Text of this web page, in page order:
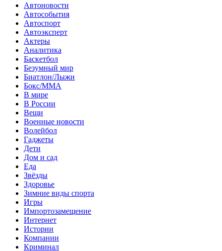
Автоновости
Автособытия
Автоспорт
Автоэксперт
Актеры
Аналитика
Баскетбол
Безумный мир
Биатлон/Лыжи
Бокс/MMA
В мире
В России
Вещи
Военные новости
Волейбол
Гаджеты
Дети
Дом и сад
Еда
Звёзды
Здоровье
Зимние виды спорта
Игры
Импортозамещение
Интернет
Истории
Компании
Криминал